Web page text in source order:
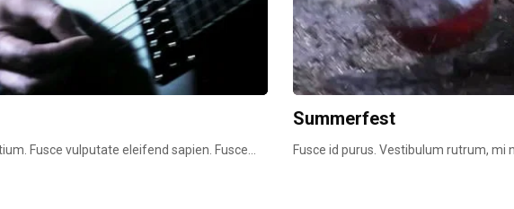
Fusce vulputate eleifend sapien. Fusce...
Summerfest
Fusce id purus. Vestibulum rutrum, mi